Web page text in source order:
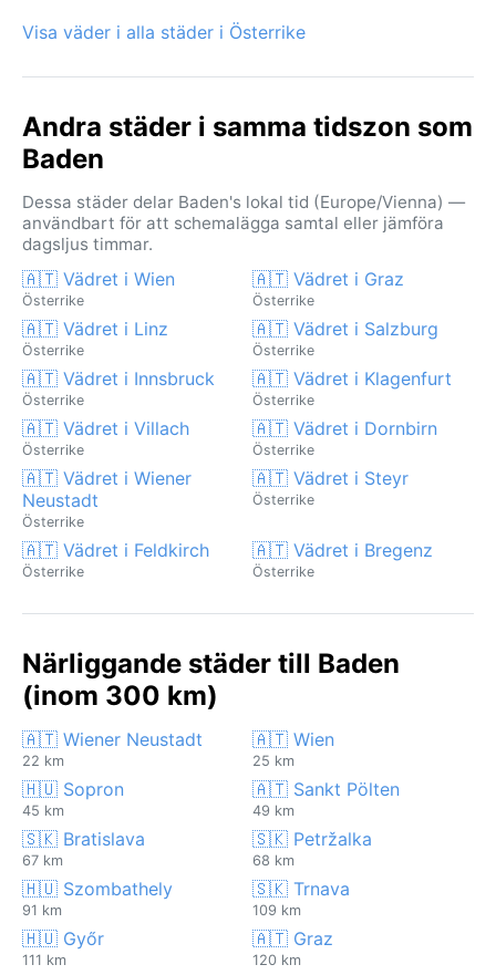
Visa väder i alla städer i Österrike
Andra städer i samma tidszon som
Baden
Dessa städer delar Baden's lokal tid (Europe/Vienna) —
användbart för att schemalägga samtal eller jämföra
dagsljus timmar.
🇦🇹 Vädret i Wien
Österrike
🇦🇹 Vädret i Graz
Österrike
🇦🇹 Vädret i Linz
Österrike
🇦🇹 Vädret i Salzburg
Österrike
🇦🇹 Vädret i Innsbruck
Österrike
🇦🇹 Vädret i Klagenfurt
Österrike
🇦🇹 Vädret i Villach
Österrike
🇦🇹 Vädret i Dornbirn
Österrike
🇦🇹 Vädret i Wiener
Neustadt
Österrike
🇦🇹 Vädret i Steyr
Österrike
🇦🇹 Vädret i Feldkirch
Österrike
🇦🇹 Vädret i Bregenz
Österrike
Närliggande städer till Baden
(inom 300 km)
🇦🇹 Wiener Neustadt
22 km
🇦🇹 Wien
25 km
🇭🇺 Sopron
45 km
🇦🇹 Sankt Pölten
49 km
🇸🇰 Bratislava
67 km
🇸🇰 Petržalka
68 km
🇭🇺 Szombathely
91 km
🇸🇰 Trnava
109 km
🇭🇺 Győr
111 km
🇦🇹 Graz
120 km